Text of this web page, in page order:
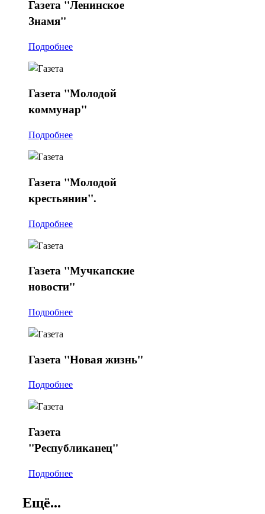
Газета "Ленинское
Знамя"
Подробнее
Газета "Молодой
коммунар"
Подробнее
Газета "Молодой
крестьянин".
Подробнее
Газета "Мучкапские
новости"
Подробнее
Газета "Новая жизнь"
Подробнее
Газета
"Республиканец"
Подробнее
Ещё...